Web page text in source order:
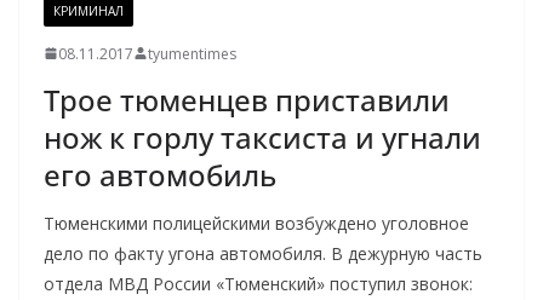
КРИМИНАЛ
08.11.2017 tyumentimes
Трое тюменцев приставили
нож к горлу таксиста и угнали
его автомобиль
Тюменскими полицейскими возбуждено уголовное
дело по факту угона автомобиля. В дежурную часть
отдела МВД России «Тюменский» поступил звонок: